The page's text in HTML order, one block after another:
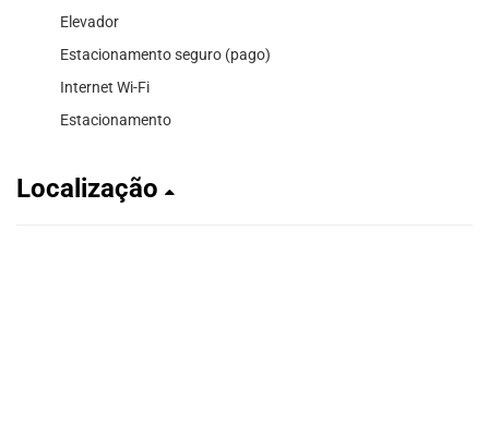
Elevador
Estacionamento seguro (pago)
Internet Wi-Fi
Estacionamento
Localização